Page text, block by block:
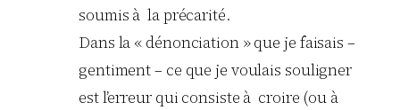
soumis à la précarité.
Dans la « dénonciation » que je faisais –
gentiment – ce que je voulais souligner
est l’erreur qui consiste à croire (ou à